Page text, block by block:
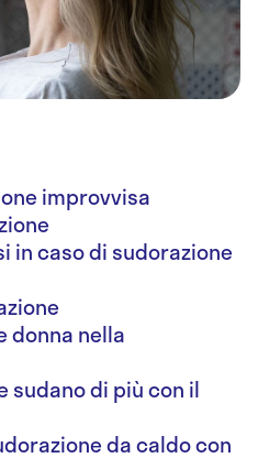
improvvisa
in caso di sudorazione
donna nella
sudano di più con il
da caldo con